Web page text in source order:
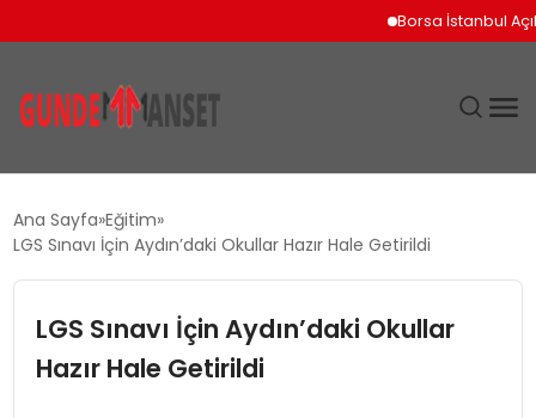
Borsa İstanbul
EKONOMI
Ana Sayfa Eğitim
LGS Sınavı İçin Aydın’daki Okullar Hazır Hale Getirildi
LGS Sınavı İçin Aydın’daki Okullar
Hazır Hale Getirildi